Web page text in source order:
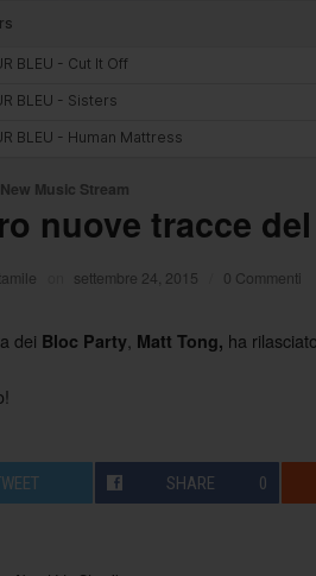
New Music Stream
nuove tracce
settembre 24, 2015 0 Commenti
dei Bloc Party Matt Tong, ha
SHARE 0